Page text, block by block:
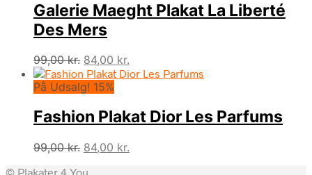
99,00 kr..84,00 kr..
Galerie Maeght Plakat La Liberté
Des Mers
99,00kr. Den
oprindelige
pris
99,00 kr..
84,00 kr.
aktuelle
84,00 kr..
På Udsalg! 15%
Fashion Plakat Dior Les Parfums
99,00kr. Den
84,00 kr.
© Plakater 4 You